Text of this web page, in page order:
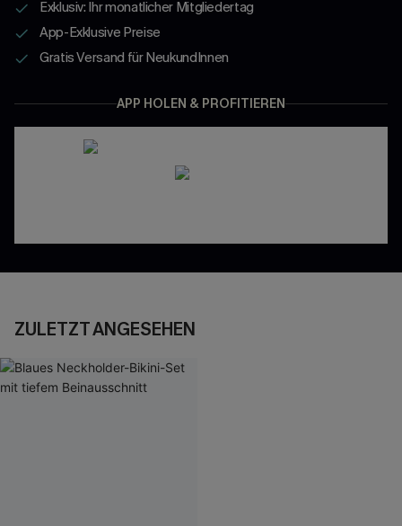
Exklusiv: Ihr monatlicher Mitgliedertag
App-Exklusive Preise
Gratis Versand für NeukundInnen
APP HOLEN & PROFITIEREN
ZULETZT ANGESEHEN